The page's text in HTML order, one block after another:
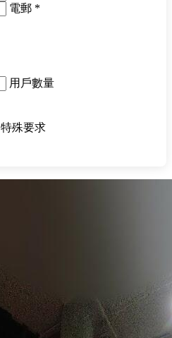
電郵 *
用戶數量
特殊要求